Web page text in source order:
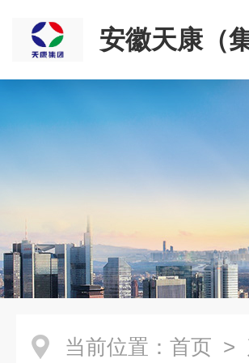
安徽天康（
司
当前位置： 首页 >